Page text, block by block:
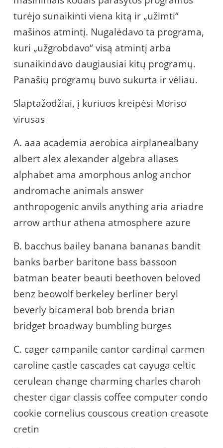
turėjo sunaikinti viena kitą ir „užimti“
mašinos atmintį. Nugalėdavo ta programa,
kuri „užgrobdavo“ visą atmintį arba
sunaikindavo daugiausiai kitų programų.
Panašių programų buvo sukurta ir vėliau.
Slaptažodžiai, į kuriuos kreipėsi Moriso
virusas
A. aaa academia aerobica airplanealbany
albert alex alexander algebra allases
alphabet ama amorphous anlog anchor
andromache animals answer
anthropogenic anvils anything aria ariadre
arrow arthur athena atmosphere azure
B. bacchus bailey banana bananas bandit
banks barber baritone bass bassoon
batman beater beauti beethoven beloved
benz beowolf berkeley berliner beryl
beverly bicameral bob brenda brian
bridget broadway bumbling burges
C. cager campanile cantor cardinal carmen
caroline castle cascades cat cayuga celtic
cerulean change charming charles charoh
chester cigar classis coffee computer condo
cookie cornelius couscous creation creasote
cretin